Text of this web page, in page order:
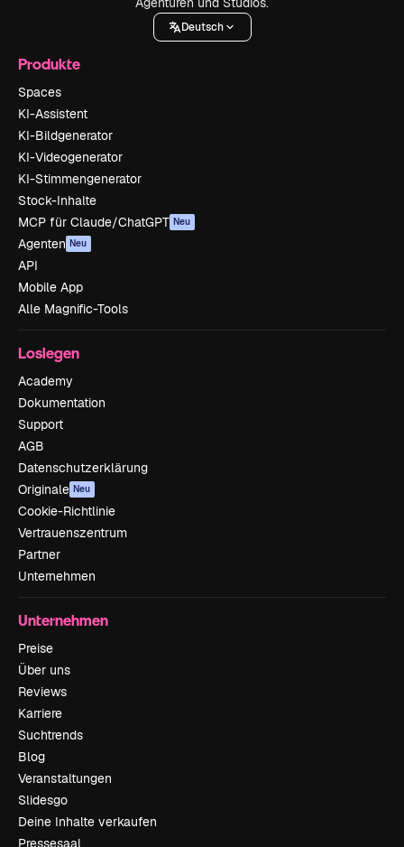
Deutsch
Produkte
Spaces
KI-Assistent
KI-Bildgenerator
KI-Videogenerator
KI-Stimmengenerator
Stock-Inhalte
MCP für Claude/ChatGPT Neu
Agenten Neu
API
Mobile App
Alle Magnific-Tools
Loslegen
Academy
Dokumentation
Support
AGB
Datenschutzerklärung
Originale Neu
Cookie-Richtlinie
Vertrauenszentrum
Partner
Unternehmen
Unternehmen
Preise
Über uns
Reviews
Karriere
Suchtrends
Blog
Veranstaltungen
Slidesgo
Deine Inhalte verkaufen
Pressesaal